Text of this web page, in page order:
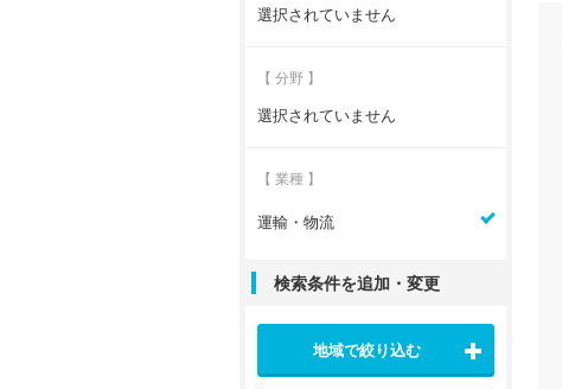
選択されていません
【 分野 】
選択されていません
【 業種 】
運輸・物流
検索条件を追加・変更
地域で絞り込む